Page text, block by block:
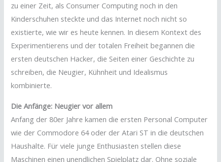
zu einer Zeit, als Consumer Computing noch in den
Kinderschuhen steckte und das Internet noch nicht so
existierte, wie wir es heute kennen. In diesem Kontext des
Experimentierens und der totalen Freiheit begannen die
ersten deutschen Hacker, die Seiten einer Geschichte zu
schreiben, die Neugier, Kühnheit und Idealismus
kombinierte.
Die Anfänge: Neugier vor allem
Anfang der 80er Jahre kamen die ersten Personal Computer
wie der Commodore 64 oder der Atari ST in die deutschen
Haushalte. Für viele junge Enthusiasten stellen diese
Maschinen einen unendlichen Spielplatz dar. Ohne soziale